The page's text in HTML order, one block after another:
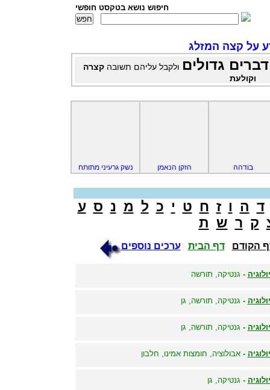
חיפוש נושא בטקסט חופשי
על קצה המזלג
דברים גדולים ולקבל עליהם תשובה קצרה
וקולעת
בודהה הזקן הנאמן נשק גרעיני מתותח
ד ה ו ז ח ט י כ ל מ נ ס ע
ק ר ש ת
הקודם דף הבית ערכים נוספים
- גנטיקה, תורשה
- גנטיקה, תורשה, גן
- גנטיקה, תורשה, גן
-אבולוציה, חומצות אמינו, חלבון
- גנטיקה, גן